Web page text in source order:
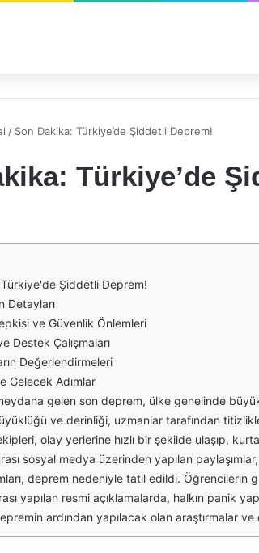
/ Son Dakika: Türkiye’de Şiddetli Deprem!
Türkiye’de
Şiddetli Deprem!
Detayları
ve Güvenlik Önlemleri
Destek Çalışmaları
Değerlendirmeleri
Gelecek Adımlar
büyük bir panik ve endişeye yol açtı. Depremin merkez üssü, özellikle etkilenen bölgelerdeki binaların dayanıklılığı konusunda ciddi endişelere yol açtı. Yetkililer, yapıların
titizlikle inceleniyor. İlk belirlemelere göre, depremin büyüklüğü 6.8 olarak kaydedilmiş olup, yer altında 10 kilometre derinlikte gerçekleştiği bildirilmektedir. Bu tür depremler, yer altındaki fay
şekilde ulaşıp, kurtarma çalışmalarına başladı. Arama kurtarma ekipleri, enkaza ulaşmak için yoğun bir gayret sarf ediyor. Ayrıca, sağlık ekipleri
paylaşımlar, halkın durumunu anlamak açısından önemli bir kaynak oluşturuyor. İnsanlar, sevdiklerinin durumunu öğrenmek ve yardım çağrısında bulunmak için sosyal medya
Öğrencilerin güvenliği için alınan bu önlem, ailelerin endişelerini bir nebze olsun hafifletiyor. Uzmanlar, deprem sonrası eğitim süreçlerinin nasıl devam edeceği konusunda da
halkın panik yapmaması ve yetkililerin talimatlarına uyması gerektiği vurgulanıyor. Afet ve Acil Durum Yönetimi Başkanlığı (AFAD), vatandaşlara güvenli alanlarda
ve değerlendirmelerin, gelecekteki olası depremlere karşı daha hazırlıklı olmamız açısından kritik öneme sahip olduğunu belirtiyor. Bu süreçte, inşaat standartlarının gözden geçirilmesi ve şehir